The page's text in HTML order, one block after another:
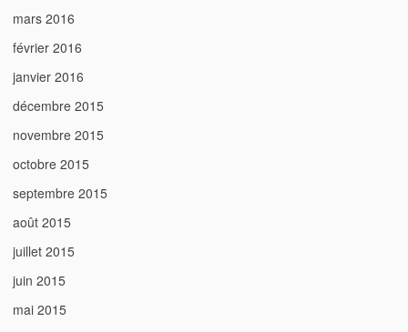
mars 2016
février 2016
janvier 2016
décembre 2015
novembre 2015
octobre 2015
septembre 2015
août 2015
juillet 2015
juin 2015
mai 2015